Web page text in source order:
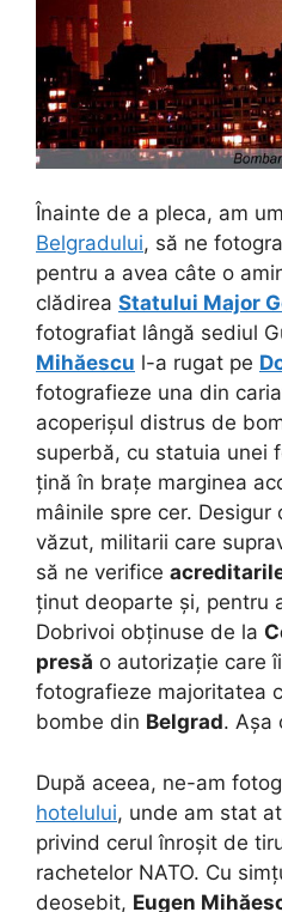
Înainte de a pleca, am
Belgradului, să ne
pentru a avea câte o
clădirea Statului Major
fotografiat lângă sediul
Mihăescu l-a rugat pe
fotografieze una din
acoperișul distrus de
superbă, cu statuia unei
țină în brațe marginea
mâinile spre cer.
văzut, militarii care
să ne verifice
ținut deoparte și, pentru
Dobrivoi obținuse de la
presă o autorizație care
fotografieze majoritatea
bombe din Belgrad. Așa
După aceea, ne-am
hotelului, unde am stat
privind cerul înroșit de
rachetelor NATO. Cu
deosebit, Eugen